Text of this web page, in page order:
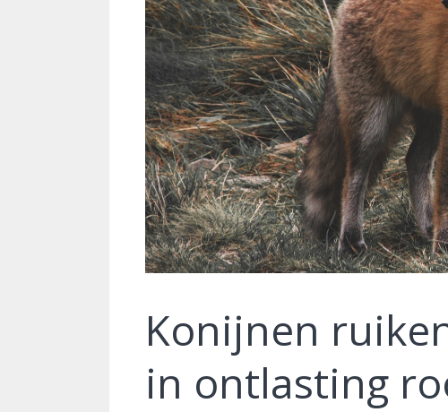
Konijnen
in ontlasting